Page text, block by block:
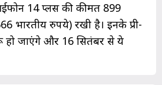
14 प्लस की कीमत 899
भारतीय रुपये) रखी है। इनके प्री-
हो जाएंगे और 16 सितंबर से ये